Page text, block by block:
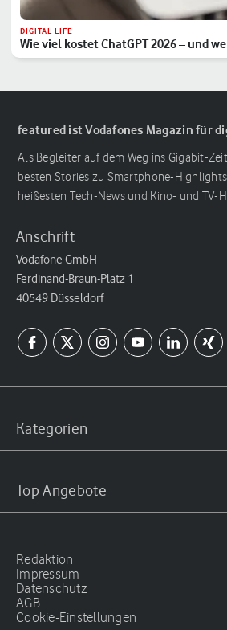
DIGITAL LIFE
Wie viel kostet ChatGPT 2026 – und
featured ist Vodafones Magazin für
Als Begleiter auf dem Weg ins Gigabit-
besten Stories zu Smartphone-
heißesten Tech-News und Kino- und TV-
Anschrift
Vodafone GmbH
Ferdinand-Braun-Platz 1
40549 Düsseldorf
Kategorien
Top Angebote
Redaktion
Impressum
Datenschutz
AGB
Cookie-Einstellungen